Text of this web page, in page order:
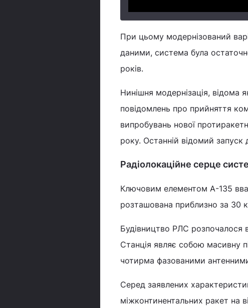
При цьому модернізований
даними, система була
років.
Нинішня модернізація, відома
повідомлень про прийняття
випробувань нової
року. Останній відомий
Радіолокаційне серце
Ключовим елементом А-135
розташована приблизно за 30
Будівництво РЛС розпочалося
Станція являє собою масивну
чотирма фазованими
Серед заявлених
міжконтинентальних ракет на